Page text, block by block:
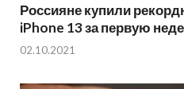
Россияне купили
iPhone 13 за первую
02.10.2021